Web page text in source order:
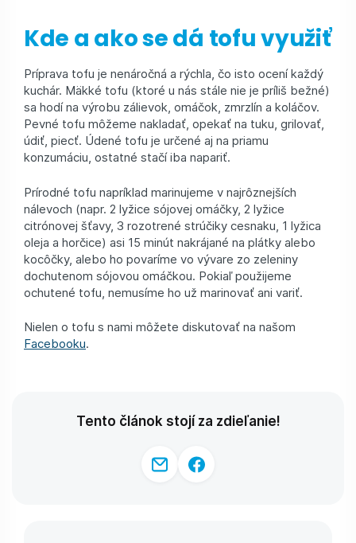
Kde a ako se dá tofu využiť
Príprava tofu je nenáročná a rýchla, čo isto ocení každý
kuchár. Mäkké tofu (ktoré u nás stále nie je príliš bežné)
sa hodí na výrobu zálievok, omáčok, zmrzlín a koláčov.
Pevné tofu môžeme nakladať, opekať na tuku, grilovať,
údiť, piecť. Údené tofu je určené aj na priamu
konzumáciu, ostatné stačí iba napariť.
Prírodné tofu napríklad marinujeme v najrôznejších
nálevoch (napr. 2 lyžice sójovej omáčky, 2 lyžice
citrónovej šťavy, 3 rozotrené strúčiky cesnaku, 1 lyžica
oleja a horčice) asi 15 minút nakrájané na plátky alebo
kocôčky, alebo ho povaríme vo vývare zo zeleniny
dochutenom sójovou omáčkou. Pokiaľ použijeme
ochutené tofu, nemusíme ho už marinovať ani variť.
Nielen o tofu s nami môžete diskutovať na našom
Facebooku.
Tento článok stojí za zdieľanie!